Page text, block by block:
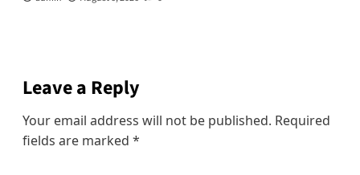
Leave a Reply
Your email address will not be published. Required
fields are marked *